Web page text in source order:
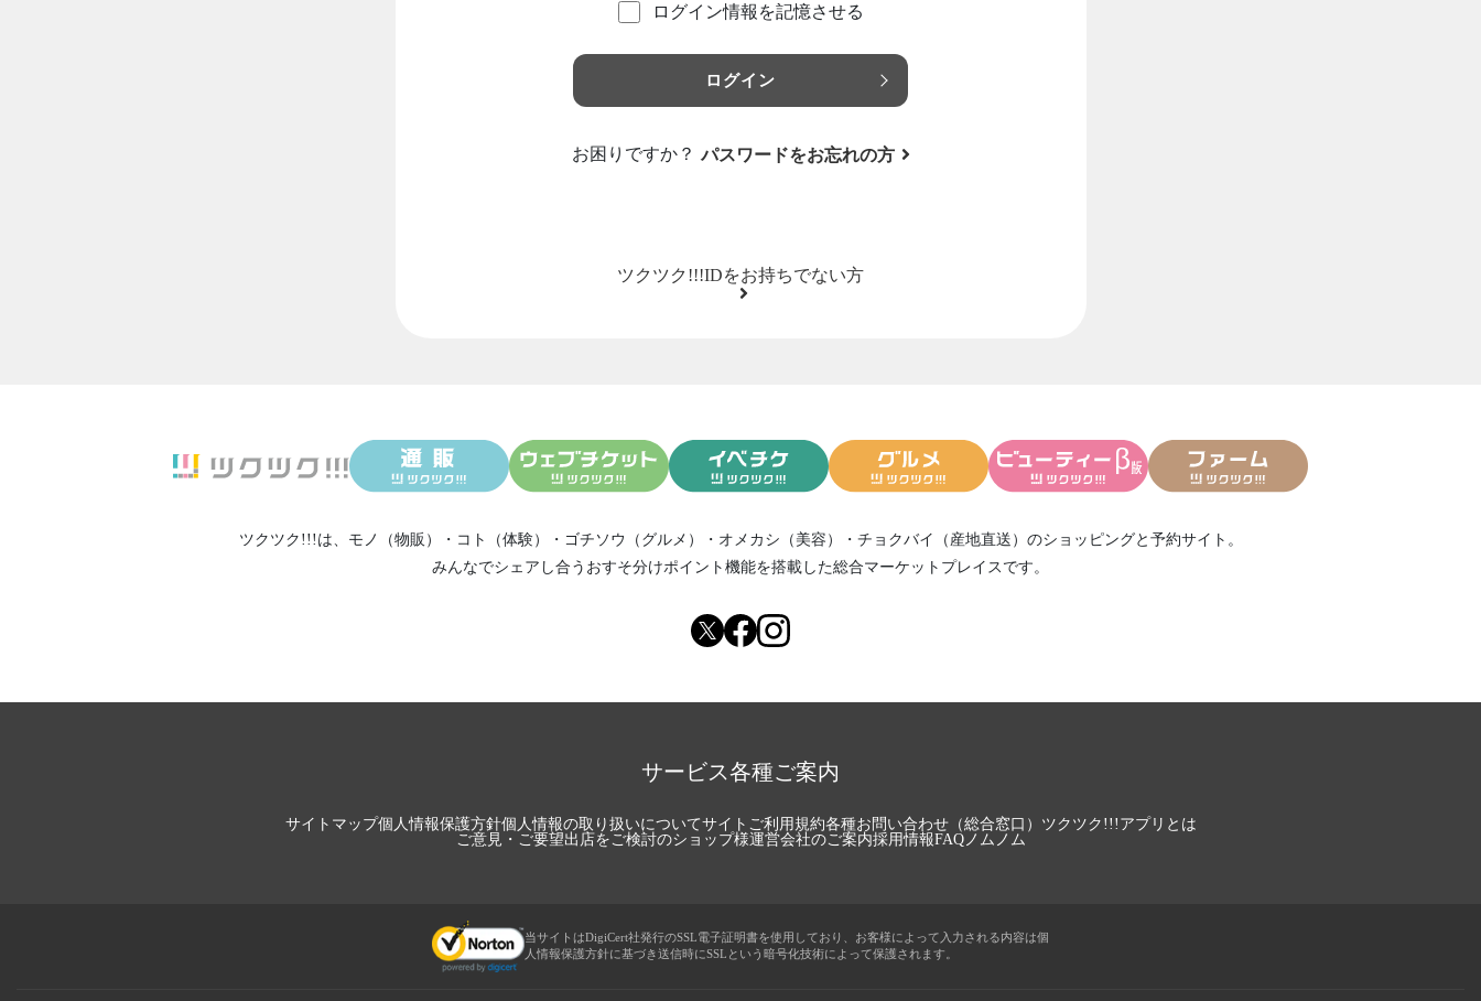
ログイン情報を記憶させる
ログイン
お困りですか？ パスワードをお忘れの方
ツクツク!!!IDをお持ちでない方
ツクツク!!!は、 モノ（物販） ・ コト（体験） ・ ゴチソウ（グルメ） ・ オメカシ（美容） ・ チョクバイ（産地直送） のショッピングと予約サイト。
みんなでシェアし合う おすそ分けポイント機能を搭載した総合マーケットプレイスです。
サービス各種ご案内
サイトマップ個人情報保護方針個人情報の取り扱いについてサイトご利用規約各種お問い合わせ（総合窓口） ツクツク!!!アプリとは
ご意見・ご要望出店をご検討のショップ様運営会社のご案内採用情報FAQノムノム
当サイトはDigiCert社発行のSSL電子証明書を使用しており、お客様によって入力される内容は個
人情報保護方針に基づき送信時にSSLという暗号化技術によって保護されます。